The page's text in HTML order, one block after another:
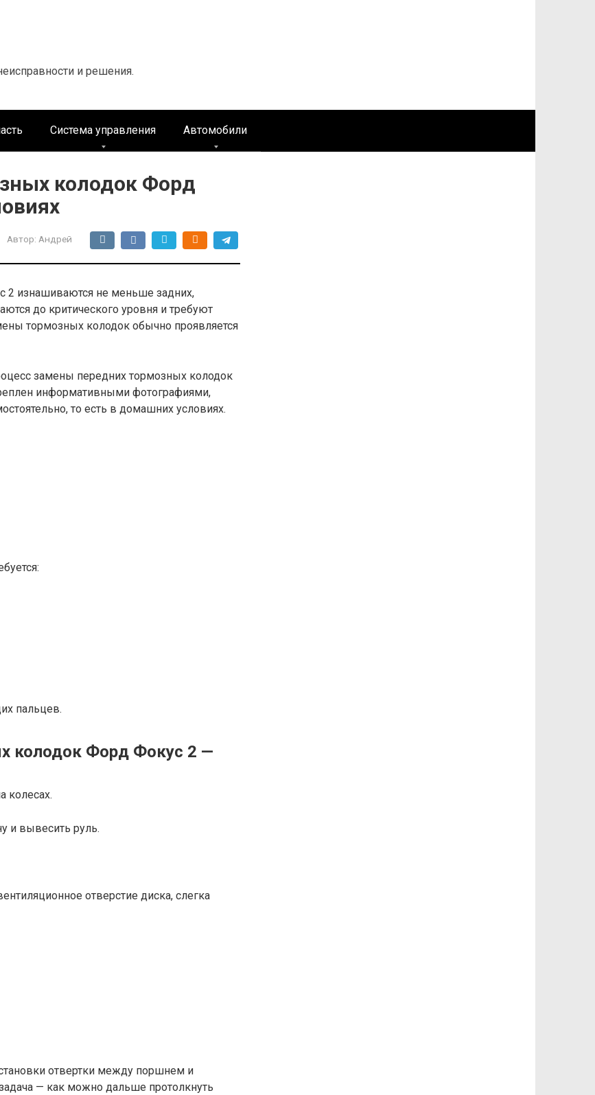
и решения.
Система управления Автомобили
колодок Форд
Автор: Андрей
2 изнашиваются не меньше задних,
до критического уровня и требуют
тормозных колодок обычно проявляется
замены передних тормозных колодок
информативными фотографиями,
то есть в домашних условиях.
пальцев.
колодок Форд Фокус 2 —
колесах.
и вывесить руль.
отверстие диска, слегка
отвертки между поршнем и
— как можно дальше протолкнуть